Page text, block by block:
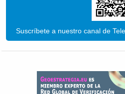
Suscríbete a nuestro canal de